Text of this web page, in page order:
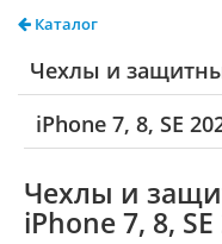
Каталог
Чехлы и
iPhone 7, 8, SE
Чехлы и
iPhone 7, 8,